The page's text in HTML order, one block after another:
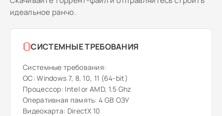
идеальное ранчо.
СИСТЕМНЫЕ ТРЕБОВАНИЯ
Системные требования:
ОС: Windows 7, 8, 10, 11 (64-bit)
Процессор: Intel or AMD, 1.5 Ghz
Оперативная память: 4 GB ОЗУ
Видеокарта: DirectX 10